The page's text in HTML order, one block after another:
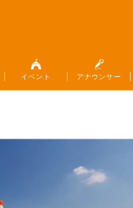
イベント アナウンサー